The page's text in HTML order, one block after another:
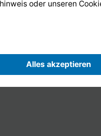
Gewinn